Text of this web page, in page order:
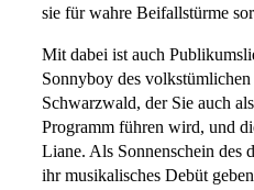
sie für wahre Beifallstürme
Mit dabei ist auch
Sonnyboy des volkstümlichen
Schwarzwald, der Sie auch
Programm führen wird, und
Liane. Als Sonnenschein des
ihr musikalisches Debüt